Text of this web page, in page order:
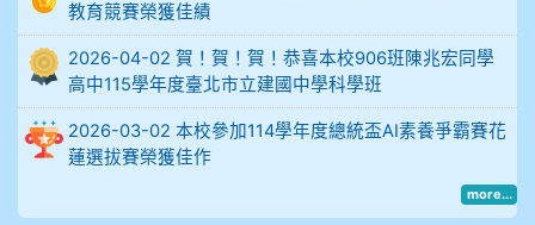
903陳品帆
904彭子庭
905蔣昇和
905周沛蓉
教育競賽榮獲佳績
2026-04-02 賀！賀！賀！恭喜本校906班陳兆宏同學
高中115學年度臺北市立建國中學科學班
2026-03-02 本校參加114學年度總統盃AI素養爭霸賽花
蓮選拔賽榮獲佳作
more...